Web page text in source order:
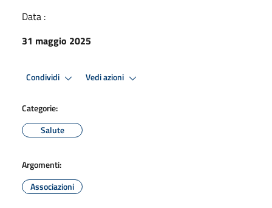
Data :
31 maggio 2025
Condividi Vedi azioni
Categorie:
Salute
Argomenti:
Associazioni